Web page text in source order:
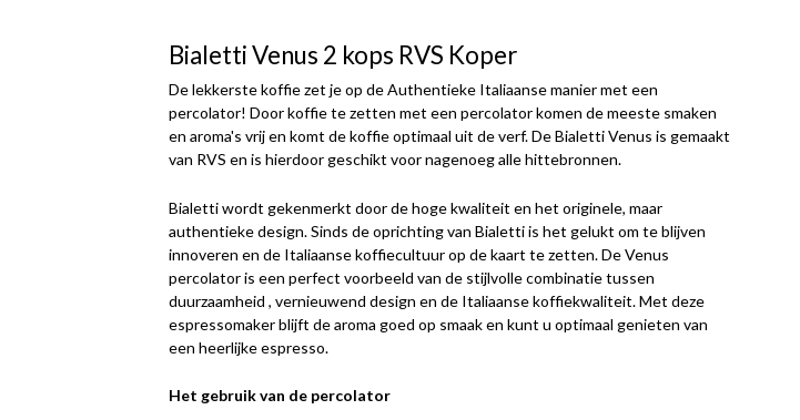
Bialetti Venus 2 kops RVS Koper
De lekkerste koffie zet je op de Authentieke Italiaanse manier met een
percolator! Door koffie te zetten met een percolator komen de meeste smaken
en aroma's vrij en komt de koffie optimaal uit de verf. De Bialetti Venus is gemaakt
van RVS en is hierdoor geschikt voor nagenoeg alle hittebronnen.
Bialetti wordt gekenmerkt door de hoge kwaliteit en het originele, maar
authentieke design. Sinds de oprichting van Bialetti is het gelukt om te blijven
innoveren en de Italiaanse koffiecultuur op de kaart te zetten. De Venus
percolator is een perfect voorbeeld van de stijlvolle combinatie tussen
duurzaamheid , vernieuwend design en de Italiaanse koffiekwaliteit. Met deze
espressomaker blijft de aroma goed op smaak en kunt u optimaal genieten van
een heerlijke espresso.
Het gebruik van de percolator